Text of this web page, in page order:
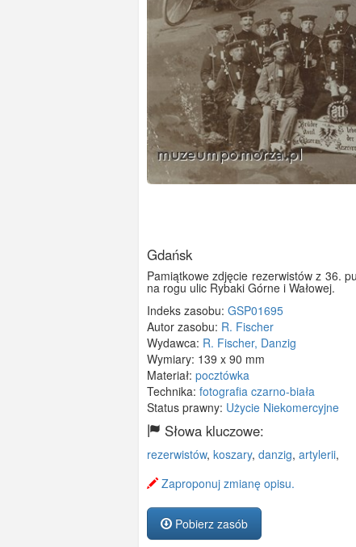
Gdańsk
Pamiątkowe zdjęcie rezerwistów z 36.
na rogu ulic Rybaki Górne i Wałowej.
Indeks zasobu: GSP01695
Autor zasobu: R. Fischer
Wydawca: R. Fischer, Danzig
Wymiary: 139 x 90 mm
Materiał: pocztówka
Technika: fotografia czarno-biała
Status prawny: Użycie Niekomercyjne
Słowa kluczowe:
rezerwistów, koszary, danzig, artylerii,
Zaproponuj zmianę opisu.
Pobierz zasób